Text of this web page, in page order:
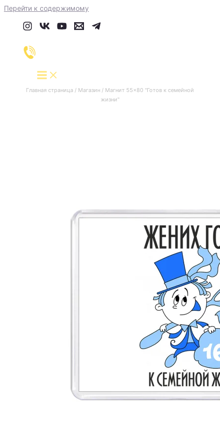
Перейти к содержимому
Главная страница / Магазин / Магнит 55×80 "Готов к семейной
жизни"